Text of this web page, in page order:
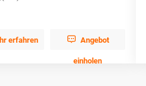
erfahren  Angebot
einholen